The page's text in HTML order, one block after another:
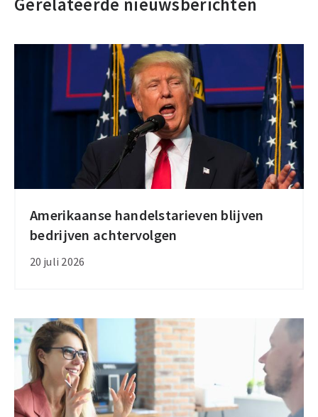
Amerikaanse handelstarieven blijven
bedrijven achtervolgen
20 juli 2026
Amerikaanse
handelstarieven
blijven